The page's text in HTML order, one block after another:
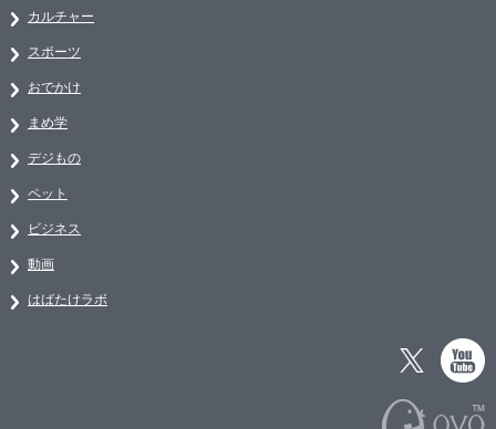
カルチャー
スポーツ
おでかけ
まめ学
デジもの
ペット
ビジネス
動画
はばたけラボ